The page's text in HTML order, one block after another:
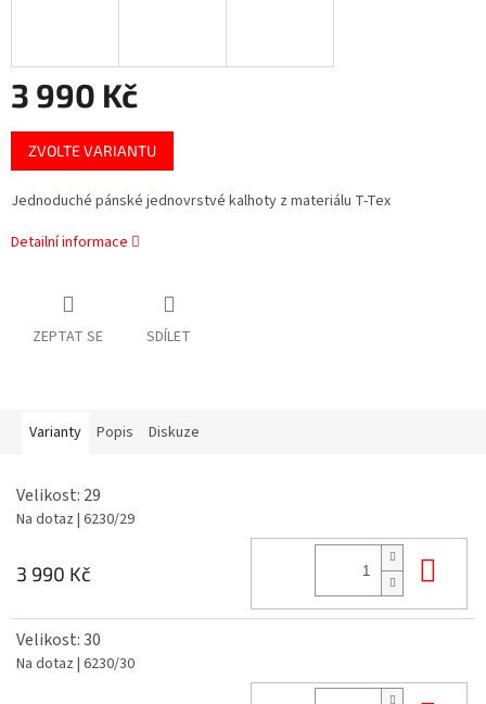
3 990 Kč
Měrná
cena:
ZVOLTE VARIANTU
Jednoduché pánské jednovrstvé kalhoty z materiálu T-Tex
Detailní informace
ZEPTAT SE SDÍLET
Varianty Popis Diskuze
Velikost: 29
Na dotaz | 6230/29
3 990 Kč
Velikost: 30
Na dotaz | 6230/30